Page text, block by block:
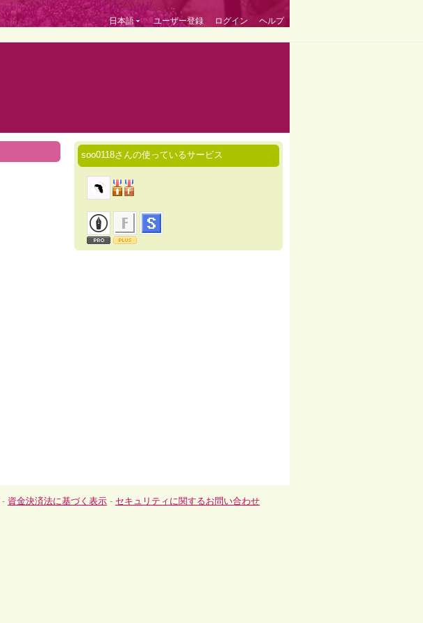
日本語 ユーザー登録 ログイン ヘルプ
soo0118さんの使っているサービス
- 資金決済法に基づく表示 - セキュリティに関するお問い合わせ